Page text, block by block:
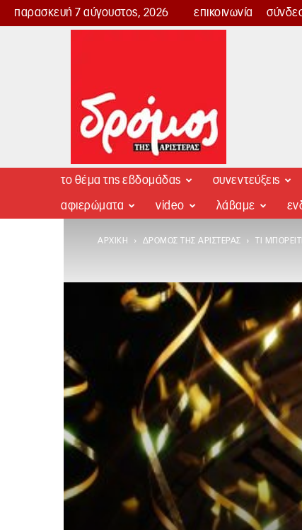
παρασκευή 7 αύγουστος, 2026 επικοινωνία
Δρόμος
το θέμα της εβδομάδας συνεντεύξεις
αφιερώματα video λάβαμε
ΑΡΧΙΚΉ ΔΡΌΜΟΣ ΤΗΣ ΑΡΙΣΤΕΡΆΣ ΤΙ